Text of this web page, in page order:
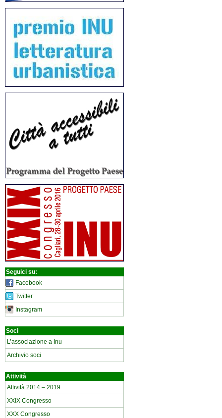
Seguici su:
Facebook
Twitter
Instagram
Soci
L’associazione a Inu
Archivio soci
Attività
Attività 2014 – 2019
XXIX Congresso
XXX Congresso